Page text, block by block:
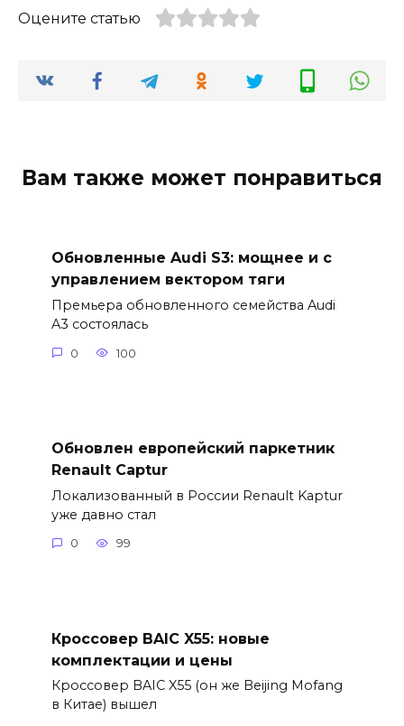
Оцените статью
Вам также может понравиться
Обновленные Audi S3: мощнее и с
управлением вектором тяги
Премьера обновленного семейства Audi
A3 состоялась
0 100
Обновлен европейский паркетник
Renault Captur
Локализованный в России Renault Kaptur
уже давно стал
0 99
Кроссовер BAIC X55: новые
комплектации и цены
Кроссовер BAIC X55 (он же Beijing Mofang
в Китае) вышел